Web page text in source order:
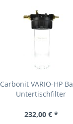
Carbonit VARIO-HP
Untertischfilter
232,00 € *